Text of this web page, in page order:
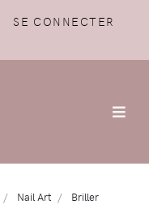
SE CONNECTER
Nail Art Briller